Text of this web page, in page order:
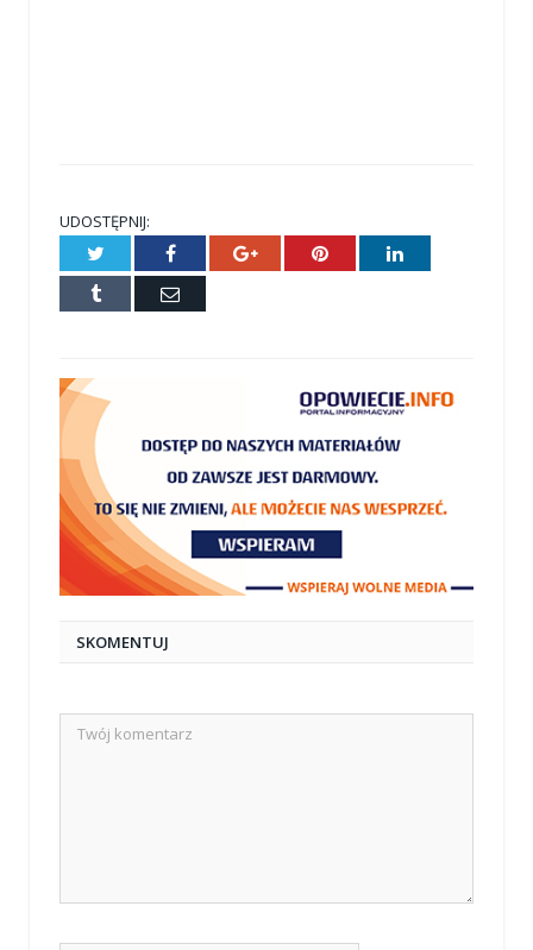
UDOSTĘPNIJ:
Twitter Facebook Google+ Pinterest LinkedIn
Tumblr
E-
SKOMENTUJ